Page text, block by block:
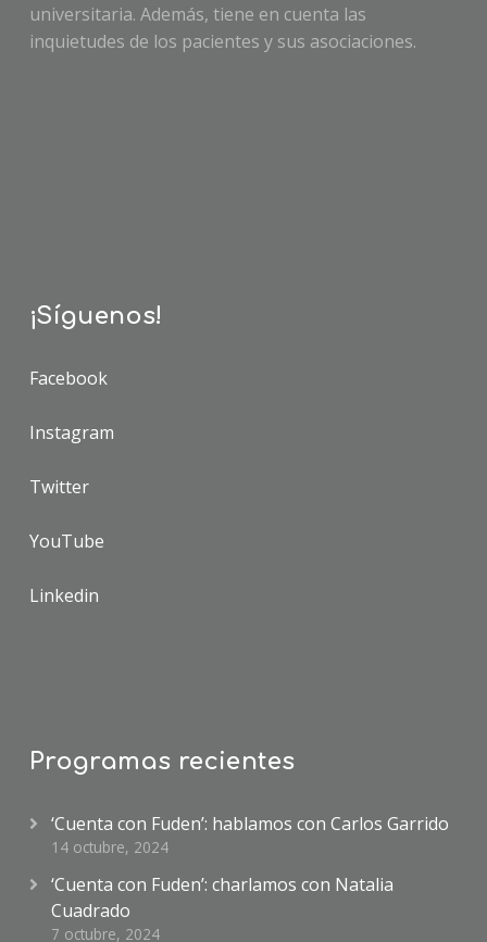
universitaria. Además, tiene en cuenta las
inquietudes de los pacientes y sus asociaciones.
¡Síguenos!
Facebook
Instagram
Twitter
YouTube
Linkedin
Programas recientes
‘Cuenta con Fuden’: hablamos con Carlos Garrido
14 octubre, 2024
‘Cuenta con Fuden’: charlamos con Natalia
Cuadrado
7 octubre, 2024